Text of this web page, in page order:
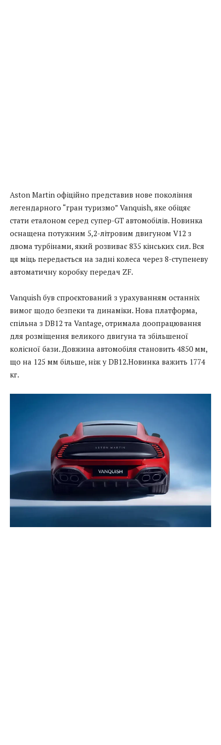
Aston Martin офіційно представив нове покоління
легендарного “гран туризмо” Vanquish, яке обіцяє
стати еталоном серед супер-GT автомобілів. Новинка
оснащена потужним 5,2-літровим двигуном V12 з
двома турбінами, який розвиває 835 кінських сил. Вся
ця міць передається на задні колеса через 8-ступеневу
автоматичну коробку передач ZF.
Vanquish був спроєктований з урахуванням останніх
вимог щодо безпеки та динаміки. Нова платформа,
спільна з DB12 та Vantage, отримала доопрацювання
для розміщення великого двигуна та збільшеної
колісної бази. Довжина автомобіля становить 4850 мм,
що на 125 мм більше, ніж у DB12.Новинка важить 1774
кг.